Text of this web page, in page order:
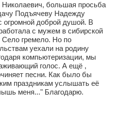
большая просьба
Подъячеву Надежду
огромной доброй душой. В
с мужем в сибирской
Село гремело. Но по
уехали на родину
компьютеризации, мы
голос. А ещё ,
песни. Как было бы
праздникам услышать её
меня..." Благодарю.